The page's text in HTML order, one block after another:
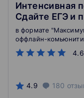
Интенсивная
Сдайте ЕГЭ и
стресса. 10
4.6
в формате
оффлайн-комьюнити
4.9 180